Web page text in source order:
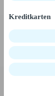
Kreditkarten